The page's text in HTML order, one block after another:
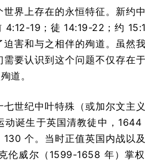
界上存在的永恒特征。新约
4:12-19；徒 14:19-22；约
害和与之相伴的殉道。虽然
要认识到这个问题不仅存在
道。
世纪中叶特殊（或加尔文主
动诞生于英国清教徒中，1644
130 个。当时正值英国内战
伦威尔（1599-1658 年）掌